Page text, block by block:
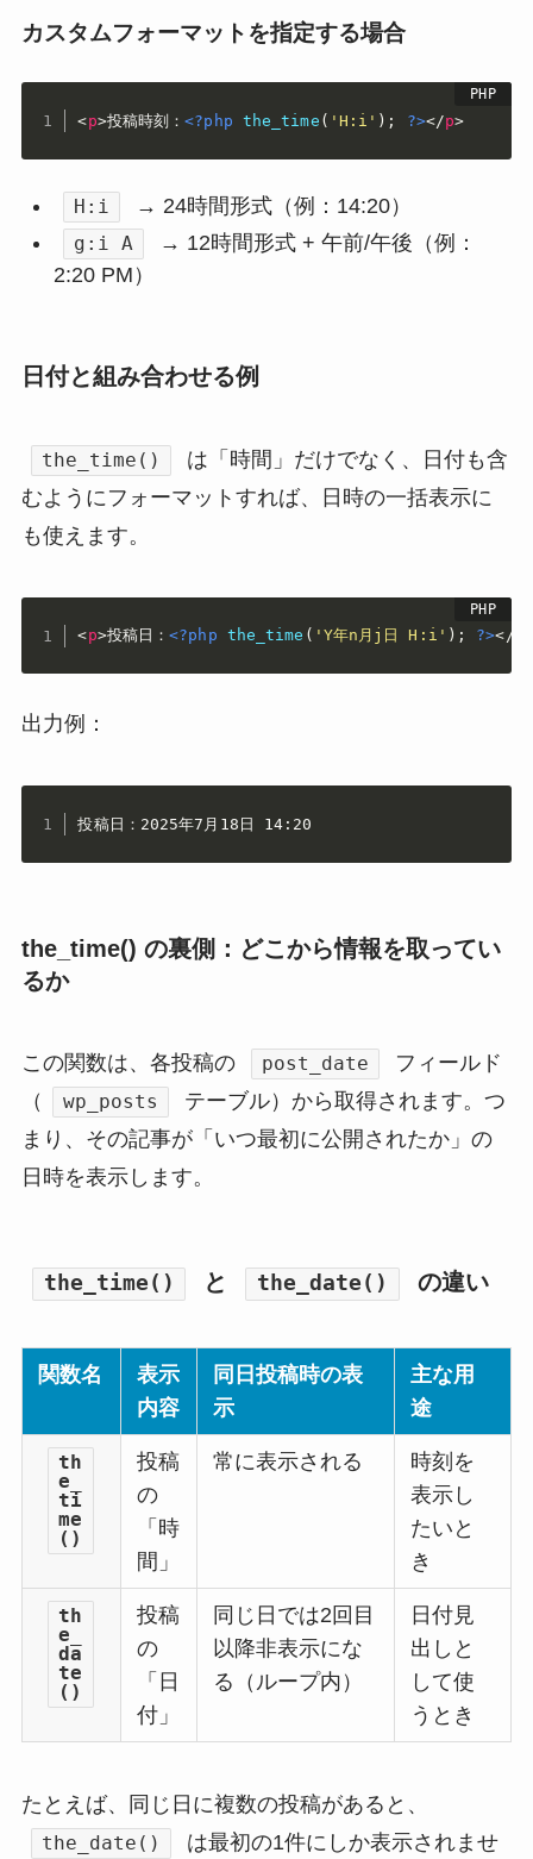
カスタムフォーマットを指定する場合
<p>投稿時刻：<?php the_time ( 'H:i' ) ; ?></p>
H:i → 24時間形式（例：14:20）
g:i A
→ 12時間形式 + 午前/午後（例：
2:20 PM）
日付と組み合わせる例
the_time()
は「時間」だけでなく、日付も含
むようにフォーマットすれば、日時の一括表示に
も使えます。
<p>投稿日：<?php the_time ( 'Y年n月j日 H:i' ) ; ?></
出力例：
投稿日：2025年7月18日 14:20
the_time() の裏側：どこから情報を取ってい
るか
この関数は、各投稿の post_date
フィールド
（
wp_posts
テーブル）から取得されます。つ
まり、その記事が「いつ最初に公開されたか」の
日時を表示します。
the_time() と the_date() の違い
関数名
表示
内容
同日投稿時の表
示
主な用
途
th
e_
ti
me
()
投稿
の
「時
間」
常に表示される
時刻を
表示し
たいと
き
th
e_
da
te
()
投稿
の
「日
付」
同じ日では2回目
以降非表示にな
る（ループ内）
日付見
出しと
して使
うとき
たとえば、同じ日に複数の投稿があると、
the_date()
は最初の1件にしか表示されませ